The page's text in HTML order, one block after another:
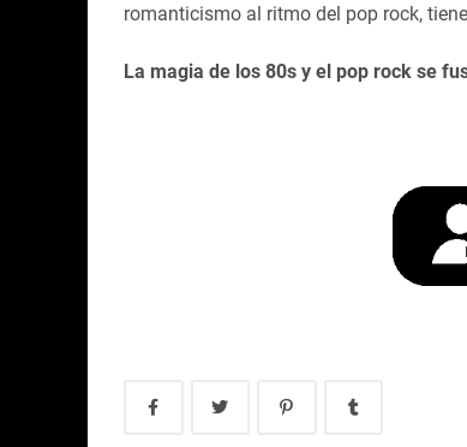
romanticismo al ritmo del pop rock,
La magia de los 80s y el pop rock se